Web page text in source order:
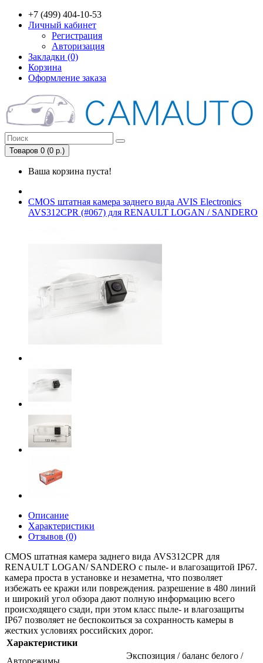
+7 (499) 404-10-53
Личный кабинет
Регистрация
Авторизация
Закладки (0)
Корзина
Оформление заказа
Товаров 0 (0 р.)
Ваша корзина пуста!
CMOS штатная камера заднего вида AVIS Electronics
AVS312CPR (#067) для RENAULT LOGAN / SANDERO
Описание
Характеристики
Отзывов (0)
CMOS штатная камера заднего вида AVS312CPR для
RENAULT LOGAN/ SANDERO с пыле- и влагозащитой IP67.
камера проста в установке и незаметна, что позволяет
избежать ее кражи или повреждения. разрешение в 480 линий
и широкий угол обзора дают полную информацию всего
происходящего сзади, при этом класс пыле- и влагозащиты
IP67 позволяет не беспокоиться за сохранность камеры в
жестких условиях российских дорог.
Характеристики
Авторежимы
Экспозиция / баланс белого /